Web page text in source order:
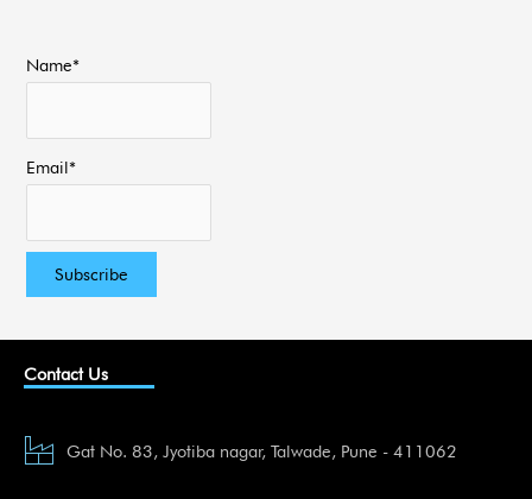
Name*
Email*
Contact Us
Gat No. 83, Jyotiba nagar, Talwade, Pune - 411062